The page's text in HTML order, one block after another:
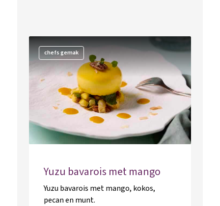
chefs gemak
Yuzu bavarois met mango
Yuzu bavarois met mango, kokos,
pecan en munt.